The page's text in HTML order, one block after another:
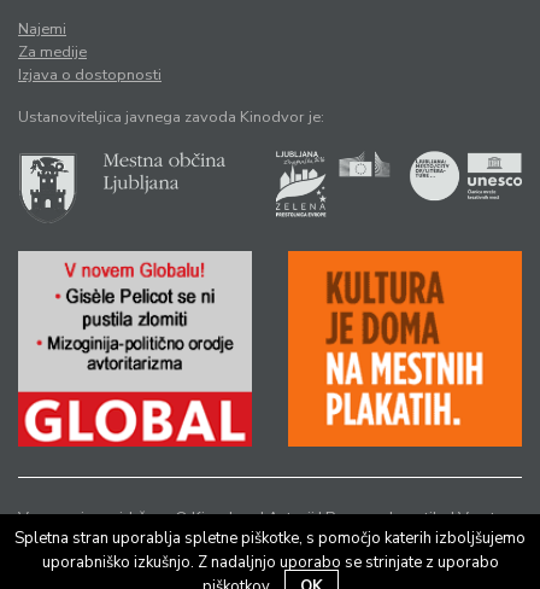
Najemi
Za medije
Izjava o dostopnosti
Ustanoviteljica javnega zavoda Kinodvor je:
Vse pravice pridržane © Kinodvor |Avtorji|Pravno obvestilo|Varstvo
osebnih podatkov
Spletna stran uporablja spletne piškotke, s pomočjo katerih izboljšujemo
uporabniško izkušnjo. Z nadaljnjo uporabo se strinjate z uporabo